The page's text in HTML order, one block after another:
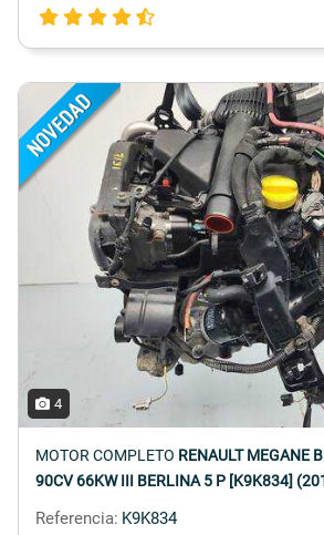
4
MOTOR COMPLETO RENAULT MEGANE
90CV 66KW III BERLINA 5 P [K9K834]
Referencia: K9K834